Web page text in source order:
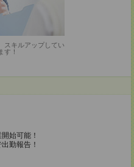
スキルアップしてい
す！
始可能！
勤報告！